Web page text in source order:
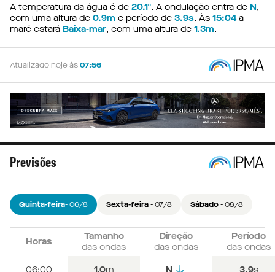
A temperatura da água é de 20.1º. A ondulação entra de N,
com uma altura de 0.9m e período de 3.9s. Às 15:04a
maré estará Baixa-mar, com uma altura de 1.3m.
Atualizado hoje às07:56
Previsões
Quinta-feira- 06/8 Sexta-feira- 07/8 Sábado- 08/8
Horas
Tamanho
das ondas
Direção
das ondas
Período
das ondas
Horas
Tamanho
das ondas
Direção
das ondas
Período
das ondas
Horas
Tamanho
das ondas
Direção
das ondas
Período
das ondas